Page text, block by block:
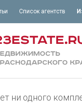
Список агентств
ни одного